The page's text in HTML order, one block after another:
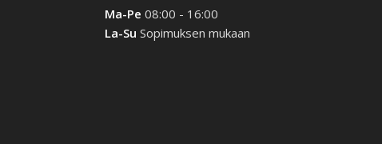
Ma-Pe 08:00 - 16:00
La-Su Sopimuksen mukaan